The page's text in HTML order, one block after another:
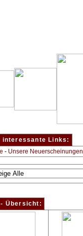
interessante Links:
- Unsere Neuerscheinungen
Übersicht: